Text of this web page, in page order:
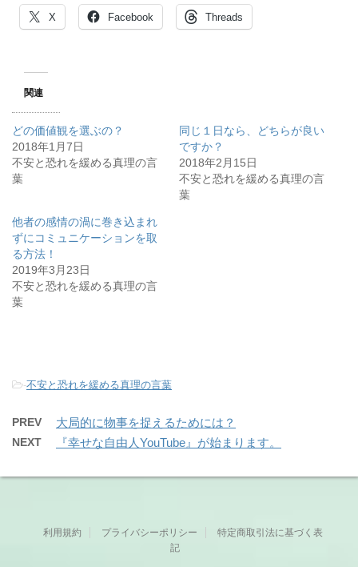
X Facebook Threads
関連
どの価値観を選ぶの？
2018年1月7日
不安と恐れを緩める真理の言
葉
同じ１日なら、どちらが良い
ですか？
2018年2月15日
不安と恐れを緩める真理の言
葉
他者の感情の渦に巻き込まれ
ずにコミュニケーションを取
る方法！
2019年3月23日
不安と恐れを緩める真理の言
葉
-不安と恐れを緩める真理の言葉
PREV 大局的に物事を捉えるためには？
NEXT 『幸せな自由人YouTube』が始まります。
利用規約 プライバシーポリシー
特定商取引法に基づく表
記